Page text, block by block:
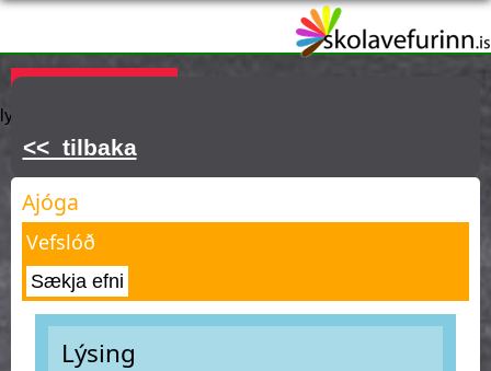
main
lykilorð
Þú ert hér
<< tilbaka
Ajóga
Vefslóð
Sækja efni
Lýsing